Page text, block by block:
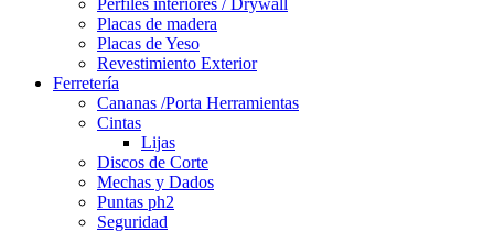
Perfiles interiores / Drywall
Placas de madera
Placas de Yeso
Revestimiento Exterior
Ferretería
Cananas /Porta Herramientas
Cintas
Lijas
Discos de Corte
Mechas y Dados
Puntas ph2
Seguridad